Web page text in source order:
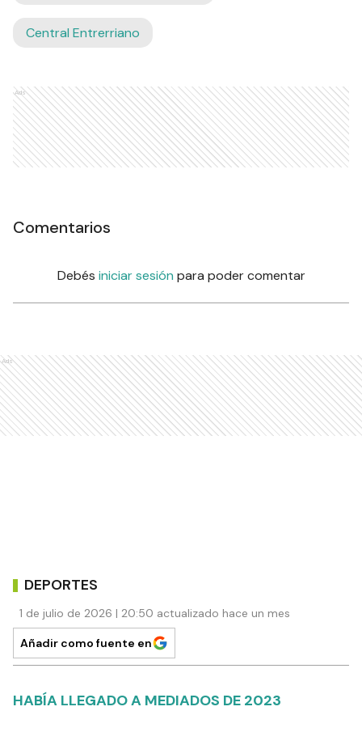
Central Entrerriano
Ads
Comentarios
Debés iniciar sesión para poder comentar
Ads
DEPORTES
1 de julio de 2026 | 20:50 actualizado hace un mes
Añadir como fuente en
HABÍA LLEGADO A MEDIADOS DE 2023